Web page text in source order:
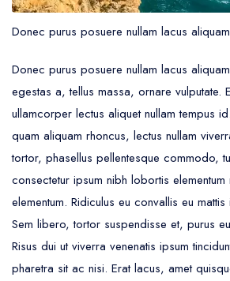
Donec purus posuere nullam lacus
Donec purus posuere nullam lacus
egestas a, tellus massa, ornare vulputate.
ullamcorper lectus aliquet nullam tempus
quam aliquam rhoncus, lectus nullam
tortor, phasellus pellentesque commodo,
consectetur ipsum nibh lobortis elementum
elementum. Ridiculus eu convallis eu
Sem libero, tortor suspendisse et, purus
Risus dui ut viverra venenatis ipsum
pharetra sit ac nisi. Erat lacus, amet